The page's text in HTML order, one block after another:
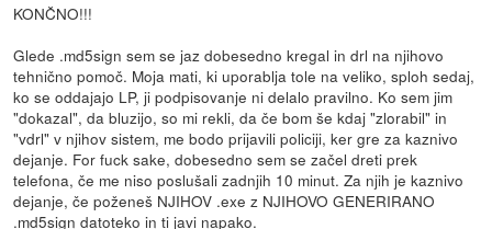
KONČNO!!!
Glede .md5sign sem se jaz dobesedno kregal in drl na njihovo
tehnično pomoč. Moja mati, ki uporablja tole na veliko, sploh sedaj,
ko se oddajajo LP, ji podpisovanje ni delalo pravilno. Ko sem jim
"dokazal", da bluzijo, so mi rekli, da če bom še kdaj "zlorabil" in
"vdrl" v njihov sistem, me bodo prijavili policiji, ker gre za kaznivo
dejanje. For fuck sake, dobesedno sem se začel dreti prek
telefona, če me niso poslušali zadnjih 10 minut. Za njih je kaznivo
dejanje, če poženeš NJIHOV .exe z NJIHOVO GENERIRANO
.md5sign datoteko in ti javi napako.